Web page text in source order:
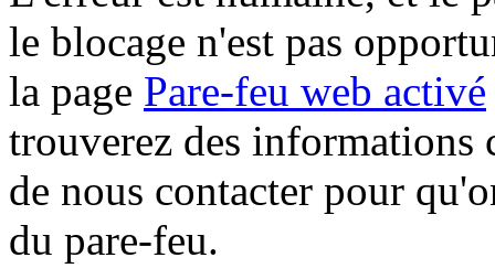
le blocage n'est pas
la page Pare-feu web activé
trouverez des informations
de nous contacter pour
du pare-feu.